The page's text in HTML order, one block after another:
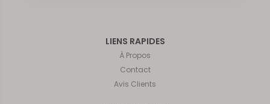
LIENS RAPIDES
À Propos
Contact
Avis Clients